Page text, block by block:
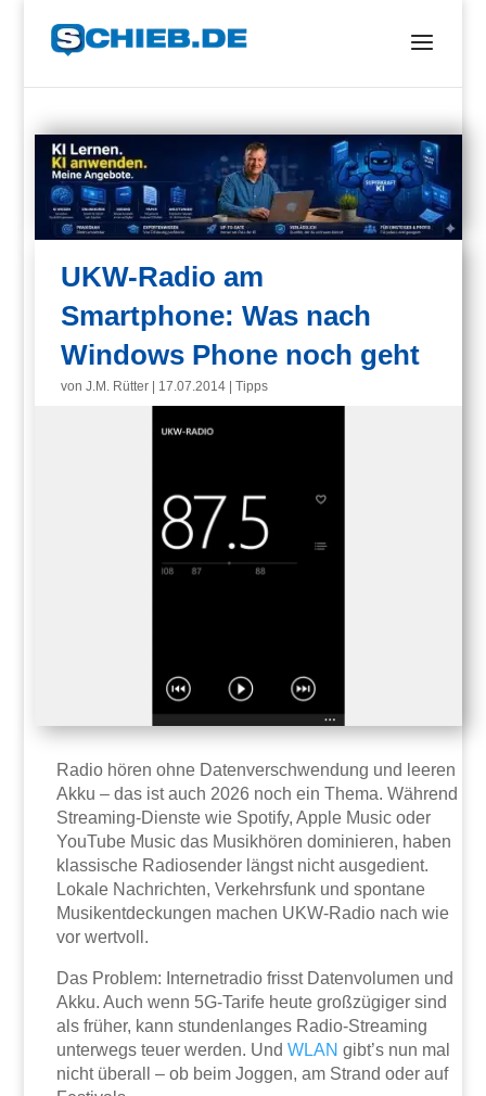
UKW-Radio am
Smartphone: Was nach
Windows Phone noch geht
vonJ.M. Rütter 17.07.2014 |Tipps
Radio hören ohne Datenverschwendung und leeren
Akku – das ist auch 2026 noch ein Thema. Während
Streaming-Dienste wie Spotify, Apple Music oder
YouTube Music das Musikhören dominieren, haben
klassische Radiosender längst nicht ausgedient.
Lokale Nachrichten, Verkehrsfunk und spontane
Musikentdeckungen machen UKW-Radio nach wie
vor wertvoll.
Das Problem: Internetradio frisst Datenvolumen und
Akku. Auch wenn 5G-Tarife heute großzügiger sind
als früher, kann stundenlanges Radio-Streaming
unterwegs teuer werden. UndWLAN gibt’s nun mal
nicht überall – ob beim Joggen, am Strand oder auf